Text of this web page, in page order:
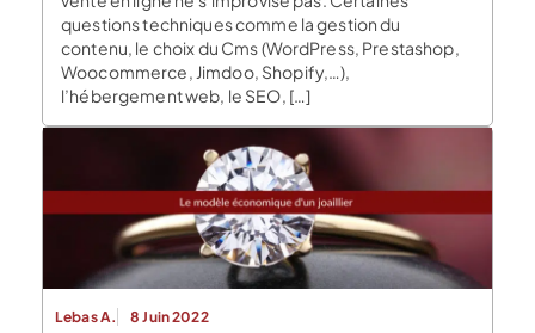
questions techniques comme la gestion du
contenu, le choix du Cms (WordPress, Prestashop,
Woocommerce, Jimdoo, Shopify,…),
l’hébergement web, le SEO, […]
Lebas A. 8 Juin 2022